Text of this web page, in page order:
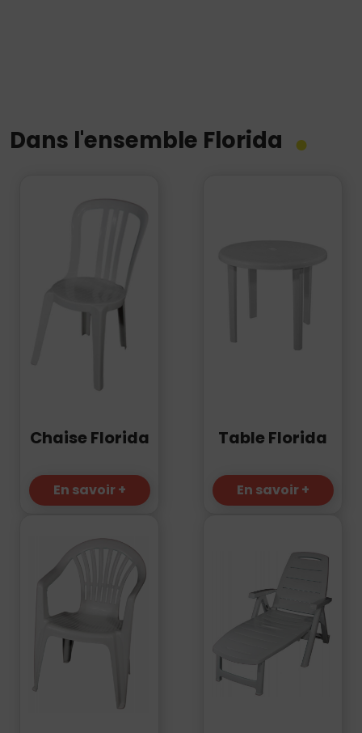
Dans l'ensemble Florida
Chaise Florida
En savoir +
Table Florida
En savoir +